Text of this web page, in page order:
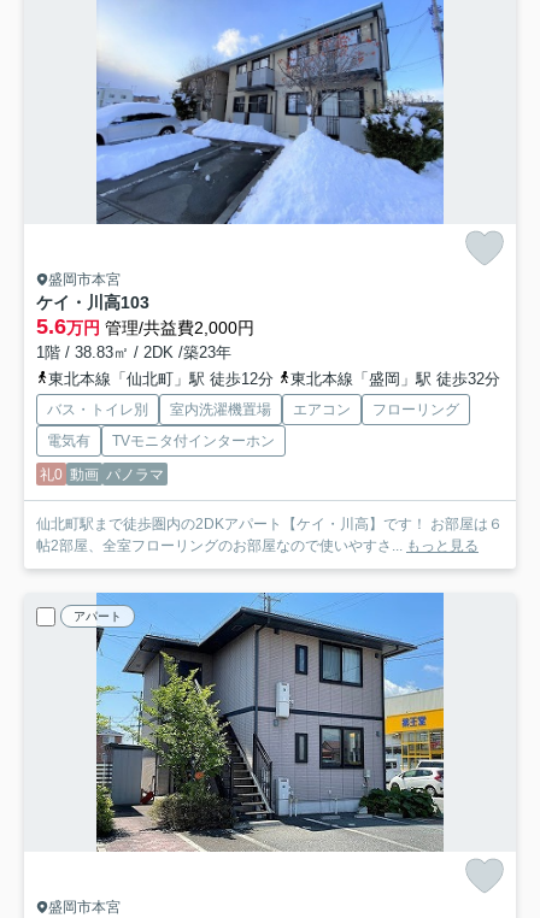
盛岡市本宮
ケイ・川高103
5.6万円 管理/共益費2,000円
1階 / 38.83㎡ / 2DK /築23年
東北本線「仙北町」駅 徒歩12分
東北本線「盛岡」駅 徒歩32分
バス・トイレ別 室内洗濯機置場 エアコン
フローリング
電気有
TVモニタ付インターホン
礼0 動画 パノラマ
仙北町駅まで徒歩圏内の2DKアパート【ケイ・川高】です！ お部屋は６
帖2部屋、全室フローリングのお部屋なので使いやすさ... もっと見る
アパート
盛岡市本宮